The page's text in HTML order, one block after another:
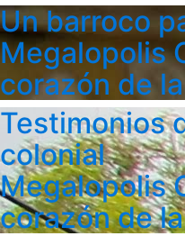
Un barroco
Megalopolis
corazón de
Testimonios
colonial
Megalopolis
corazón de